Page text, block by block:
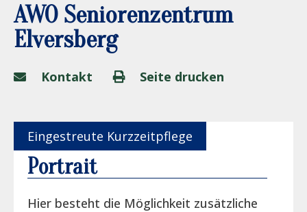
AWO Seniorenzentrum
Elversberg
Kontakt Seite drucken
Eingestreute Kurzzeitpflege
Portrait
Hier besteht die Möglichkeit zusätzliche